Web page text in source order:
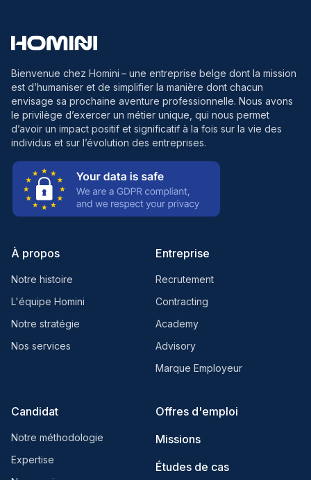
Bienvenue chez Homini – une entreprise belge dont la mission
est d’humaniser et de simplifier la manière dont chacun
envisage sa prochaine aventure professionnelle. Nous avons
le privilège d’exercer un métier unique, qui nous permet
d’avoir un impact positif et significatif à la fois sur la vie des
individus et sur l’évolution des entreprises.
À propos
Notre histoire
L'équipe Homini
Notre stratégie
Nos services
Entreprise
Recrutement
Contracting
Academy
Advisory
Marque Employeur
Candidat
Notre méthodologie
Expertise
Offres d'emploi
Missions
Études de cas